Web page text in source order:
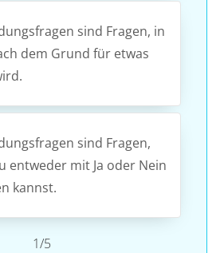
sind Fragen, in
dem Grund für etwas
sind Fragen,
entweder mit Ja oder Nein
kannst.
1/5